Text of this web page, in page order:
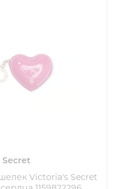
Secret
Victoria's Secret